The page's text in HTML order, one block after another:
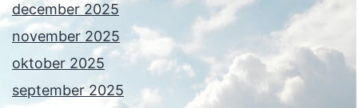
december 2025
november 2025
oktober 2025
september 2025